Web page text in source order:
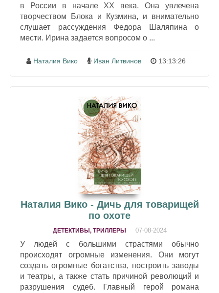
в России в начале XX века. Она увлечена
творчеством Блока и Кузмина, и внимательно
слушает рассуждения Федора Шаляпина о
мести. Ирина задается вопросом о ...
Наталия Вико Иван Литвинов 13:13:26
Наталия Вико - Дичь для товарищей
по охоте
ДЕТЕКТИВЫ, ТРИЛЛЕРЫ 07-08-2024
У людей с большими страстями обычно
происходят огромные изменения. Они могут
создать огромные богатства, построить заводы
и театры, а также стать причиной революций и
разрушения судеб. Главный герой романа